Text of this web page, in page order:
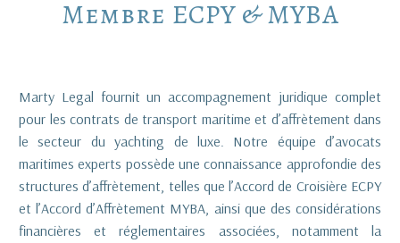
Membre ECPY & MYBA
Marty Legal fournit un accompagnement juridique complet
pour les contrats de transport maritime et d’affrètement dans
le secteur du yachting de luxe. Notre équipe d’avocats
maritimes experts possède une connaissance approfondie des
structures d’affrètement, telles que l’Accord de Croisière ECPY
et l’Accord d’Affrètement MYBA, ainsi que des considérations
financières et réglementaires associées, notamment la